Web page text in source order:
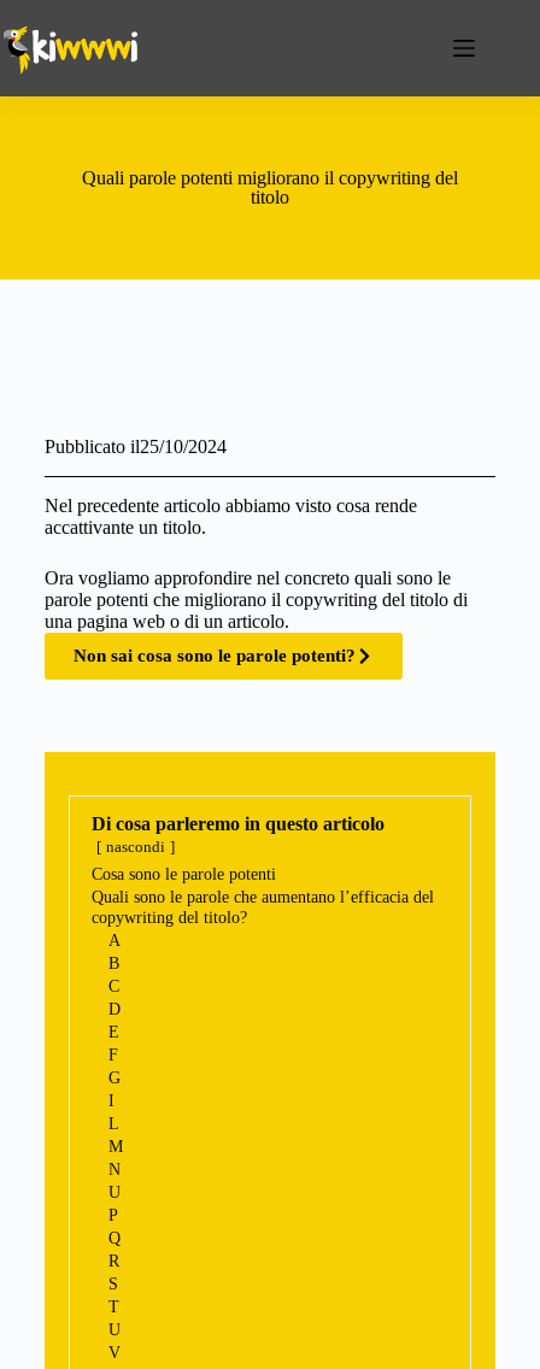
Quali parole potenti migliorano il copywriting del
titolo
Pubblicato il25/10/2024
Nel precedente articolo abbiamo visto cosa rende
accattivante un titolo.
Ora vogliamo approfondire nel concreto quali sono le
parole potenti che migliorano il copywriting del titolo di
una pagina web o di un articolo.
Non sai cosa sono le parole potenti?
Di cosa parleremo in questo articolo
nascondi
Cosa sono le parole potenti
Quali sono le parole che aumentano l’efficacia del
copywriting del titolo?
A
B
C
D
E
F
G
I
L
M
N
U
P
Q
R
S
T
U
V